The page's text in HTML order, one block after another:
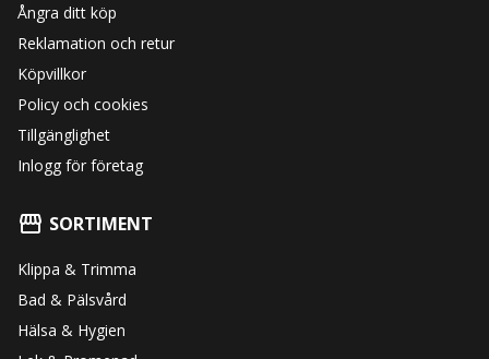
Ångra ditt köp
Reklamation och retur
Köpvillkor
Policy och cookies
Tillgänglighet
Inlogg för företag
SORTIMENT
Klippa & Trimma
Bad & Pälsvård
Hälsa & Hygien